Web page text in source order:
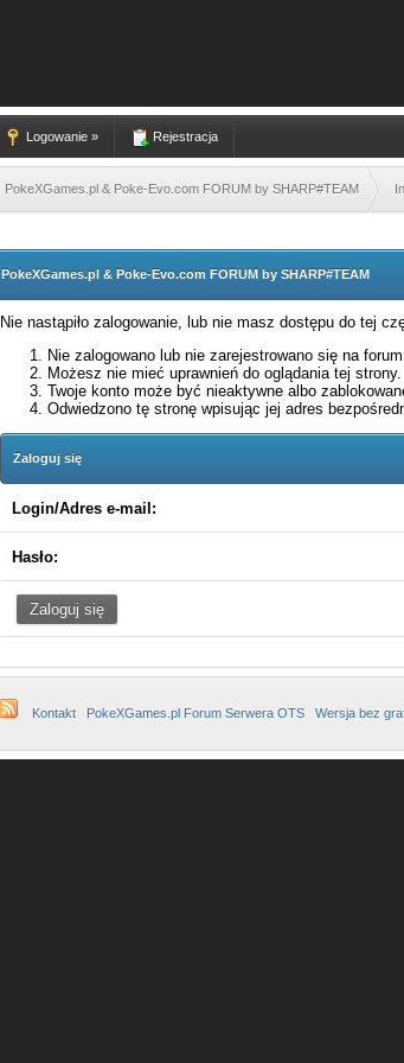
Logowanie » Rejestracja
PokeXGames.pl & Poke-Evo.com FORUM by SHARP#TEAM
PokeXGames.pl & Poke-Evo.com FORUM by SHARP#TEAM
Nie nastąpiło zalogowanie, lub nie masz dostępu do tej
Nie zalogowano lub nie zarejestrowano się na
Możesz nie mieć uprawnień do oglądania tej strony.
Twoje konto może być nieaktywne albo
Odwiedzono tę stronę wpisując jej adres
Zaloguj się
Login/Adres e-mail:
Hasło:
Kontakt PokeXGames.pl Forum Serwera OTS Wersja bez